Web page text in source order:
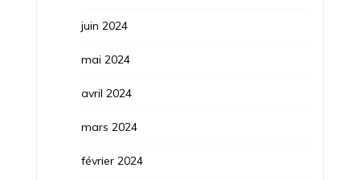
juin 2024
mai 2024
avril 2024
mars 2024
février 2024